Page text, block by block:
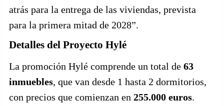
atrás para la entrega de las viviendas, prevista
para la primera mitad de 2028”.
Detalles del Proyecto Hylé
La promoción Hylé comprende un total de 63
inmuebles, que van desde 1 hasta 2 dormitorios,
con precios que comienzan en 255.000 euros.